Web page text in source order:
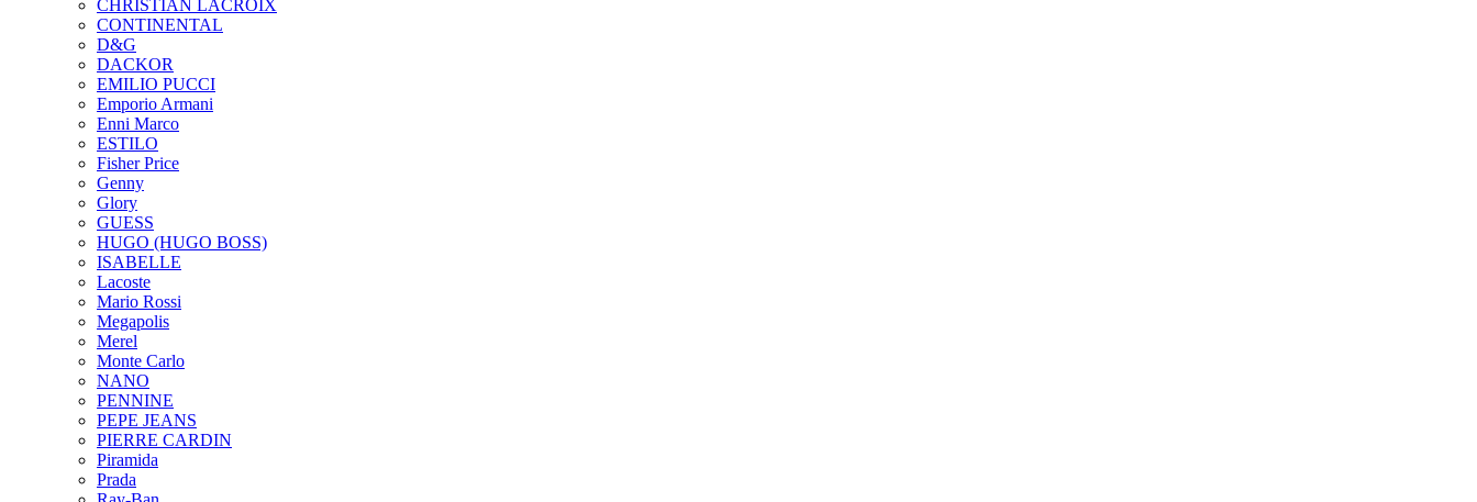
CHRISTIAN LACROIX
CONTINENTAL
D&G
DACKOR
EMILIO PUCCI
Emporio Armani
Enni Marco
ESTILO
Fisher Price
Genny
Glory
GUESS
HUGO (HUGO BOSS)
ISABELLE
Lacoste
Mario Rossi
Megapolis
Merel
Monte Carlo
NANO
PENNINE
PEPE JEANS
PIERRE CARDIN
Piramida
Prada